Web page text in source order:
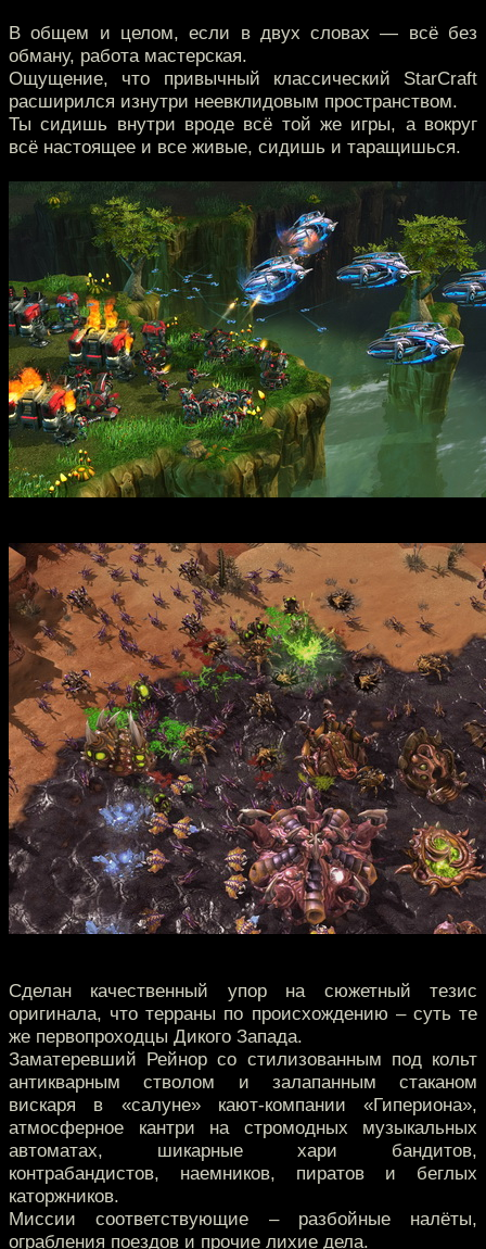
В общем и целом, если в двух словах — всё без
обману, работа мастерская.
Ощущение, что привычный классический StarCraft
расширился изнутри неевклидовым пространством.
Ты сидишь внутри вроде всё той же игры, а вокруг
всё настоящее и все живые, сидишь и таращишься.
Сделан качественный упор на сюжетный тезис
оригинала, что терраны по происхождению – суть те
же первопроходцы Дикого Запада.
Заматеревший Рейнор со стилизованным под кольт
антикварным стволом и залапанным стаканом
вискаря в «салуне» кают-компании «Гипериона»,
атмосферное кантри на стромодных музыкальных
автоматах, шикарные хари бандитов,
контрабандистов, наемников, пиратов и беглых
каторжников.
Миссии соответствующие – разбойные налёты,
ограбления поездов и прочие лихие дела.